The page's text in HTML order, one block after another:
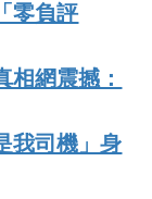
零負評
網震撼：
我司機」身